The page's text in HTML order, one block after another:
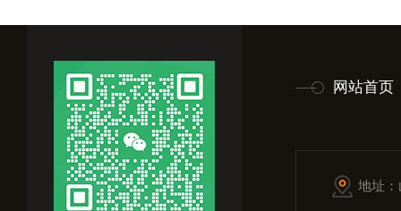
网站首页
地址